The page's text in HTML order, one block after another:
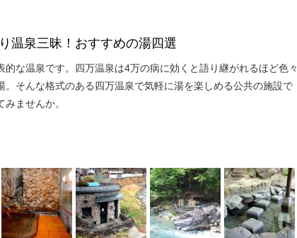
温泉三昧！おすすめの湯四選
的な温泉です。四万温泉は4万の病に効くと語り継がれるほど色々
。そんな格式のある四万温泉で気軽に湯を楽しめる公共の施設で
ませんか。